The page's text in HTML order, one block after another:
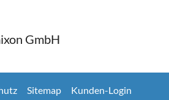
GmbH
Sitemap Kunden-Login